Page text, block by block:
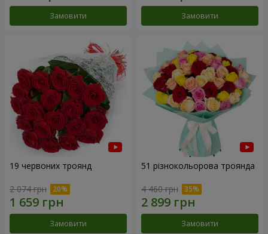
Замовити Замовити
19 червоних троянд
2 074 грн
Замовити
51 різнокольорова троянда
4 460 грн
Замовити